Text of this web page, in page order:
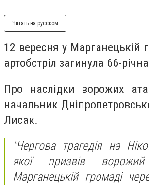
Читать на русском
12 вересня у Марганецькій
артобстріл загинула 66-
Про наслідки ворожих
начальник
Лисак.
"Чергова трагедія на
якої призвів
Марганецькій громаді